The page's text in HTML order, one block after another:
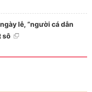
lễ, “người cá dẫn
sô